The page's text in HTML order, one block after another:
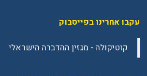
עקבו אחרינו בפייסבוק